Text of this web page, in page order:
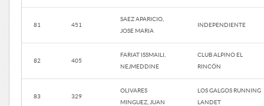
81 451
SAEZ APARICIO,
JOSE MARIA
INDEPENDIENTE
82 405
FARIAT ISSMAILI,
NEJMEDDINE
CLUB ALPINO EL
RINCÓN
83 329
OLIVARES
MINGUEZ, JUAN
LOS GALGOS RUNNING
LANDET